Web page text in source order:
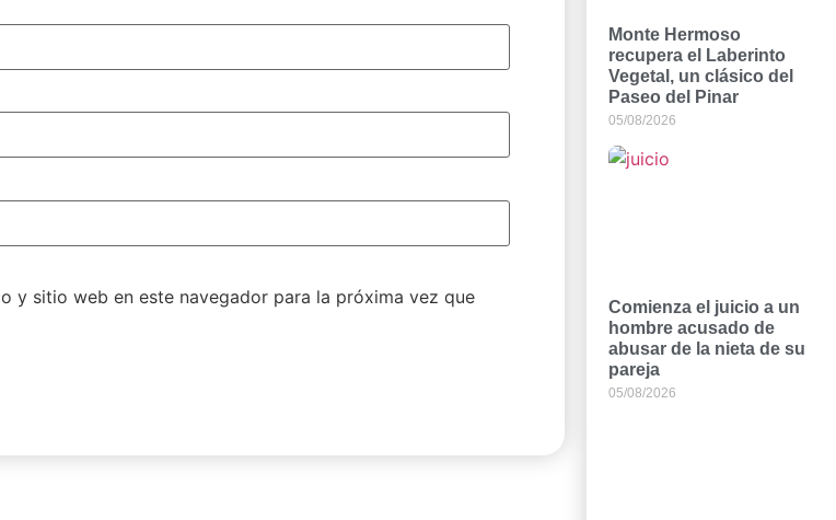
y sitio web en este navegador para la próxima vez que
Monte Hermoso
recupera el Laberinto
Vegetal, un clásico del
Paseo del Pinar
05/08/2026
Comienza el juicio a un
hombre acusado de
abusar de la nieta de su
pareja
05/08/2026